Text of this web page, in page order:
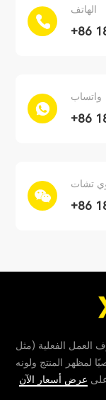
الهاتف
+86
واتساب
+86
تشات
+86
العمل الفعلية (مثل
عرض أسعار الآن